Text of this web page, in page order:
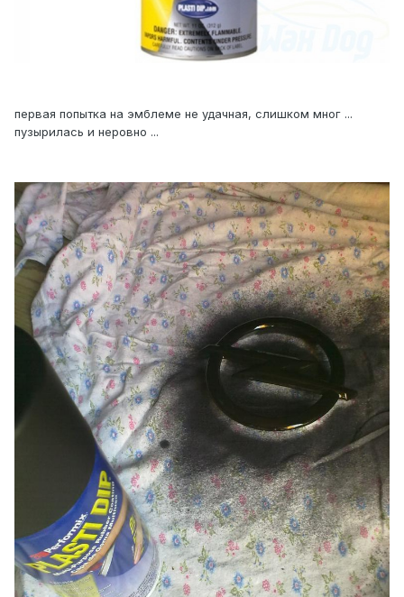
первая попытка на эмблеме не удачная, слишком мног ...
пузырилась и неровно ...